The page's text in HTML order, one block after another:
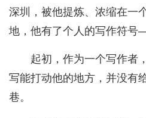
深圳，被他提炼、浓缩在一
地，他有了个人的写作符号
起初，作为一个写作者
写能打动他的地方，并没有
巷。